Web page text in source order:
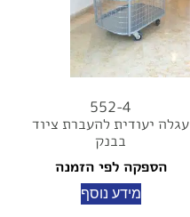
552-4
עגלה יעודית להעברת ציוד
בבנק
הספקה לפי הזמנה
מידע נוסף